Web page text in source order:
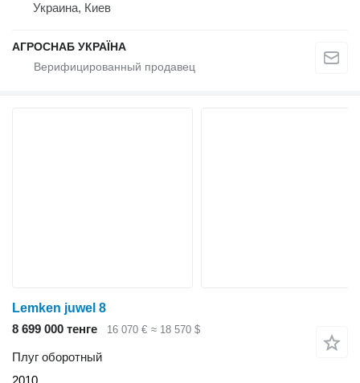
Украина, Киев
АГРОСНАБ УКРАЇНА
Lemken juwel 8
8 699 000 тенге
16 070 € ≈ 18 570 $
Плуг оборотный
2010